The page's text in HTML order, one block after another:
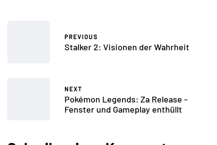
PREVIOUS
Stalker 2: Visionen der Wahrheit
NEXT
Pokémon Legends: Za Release -
Fenster und Gameplay enthüllt